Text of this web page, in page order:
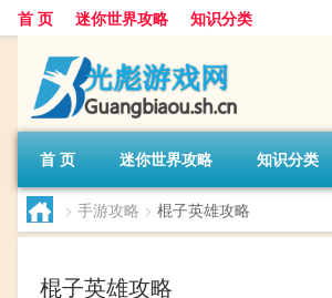
首 页 迷你世界攻略 知识分类
首 页 迷你世界攻略 知识分类
> 手游攻略 > 棍子英雄攻略
棍子英雄攻略